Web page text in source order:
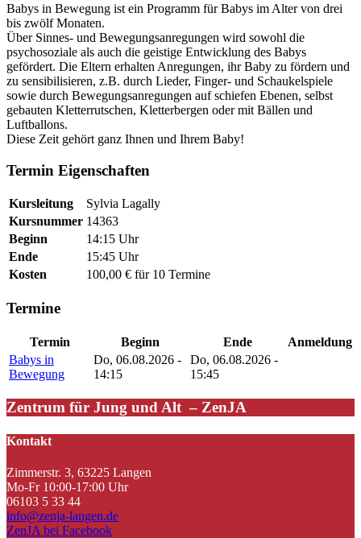
Babys in Bewegung ist ein Programm für Babys im Alter von drei
bis zwölf Monaten.
Über Sinnes- und Bewegungsanregungen wird sowohl die
psychosoziale als auch die geistige Entwicklung des Babys
gefördert. Die Eltern erhalten Anregungen, ihr Baby zu fördern und
zu sensibilisieren, z.B. durch Lieder, Finger- und Schaukelspiele
sowie durch Bewegungsanregungen auf schiefen Ebenen, selbst
gebauten Kletterrutschen, Kletterbergen oder mit Bällen und
Luftballons.
Diese Zeit gehört ganz Ihnen und Ihrem Baby!
Termin Eigenschaften
Kursleitung
Sylvia Lagally
Kursnummer 14363
Beginn
14:15 Uhr
Ende
15:45 Uhr
Kosten
100,00 € für 10 Termine
Termine
Termin Beginn Ende
Anmeldung
Babys in
Bewegung
Do, 06.08.2026 -
14:15
Do, 06.08.2026 -
15:45
Zentrum für Jung und Alt – ZenJA
Kontakt
Zimmerstr. 3, 63225 Langen
Mo-Fr 10:00-17:00 Uhr
06103 5 33 44
info@zenja-langen.de
ZenJA bei Facebook